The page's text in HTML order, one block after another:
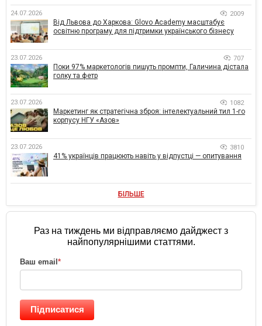
24.07.2026 2009
Від Львова до Харкова: Glovo Academy масштабує
освітню програму для підтримки українського бізнесу
23.07.2026 707
Поки 97% маркетологів пишуть промпти, Галичина дістала
голку та фетр
23.07.2026 1082
Маркетинг як стратегічна зброя: інтелектуальний тил 1-го
корпусу НГУ «Азов»
23.07.2026 3810
41% українців працюють навіть у відпустці — опитування
БІЛЬШЕ
Раз на тиждень ми відправляємо дайджест з
найпопулярнішими статтями.
Ваш email *
Підписатися